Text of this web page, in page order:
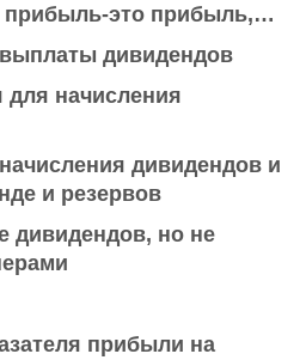
прибыль-это прибыль,…
дивидендов
для начисления
дивидендов и
и резервов
дивидендов, но не
прибыли на